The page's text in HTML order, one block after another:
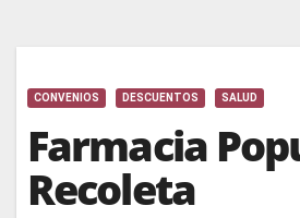
CONVENIOS DESCUENTOS SALUD
Farmacia
Recoleta